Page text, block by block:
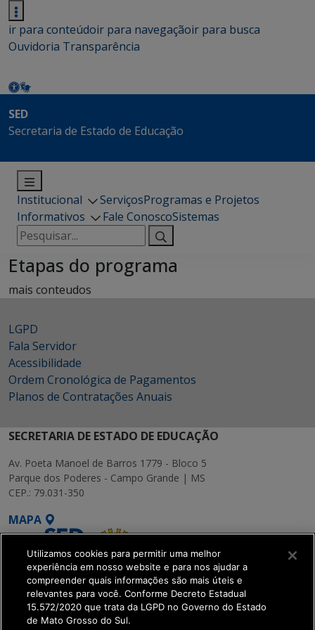
ir para conteúdoir para navegaçãoir para busca
Ouvidoria Transparência
SED
Secretaria de Estado de Educação
Institucional ServiçosProgramas e Projetos
Informativos
Fale ConoscoSistemas
Pesquisar
por:
Etapas do programa
mais conteudos
LGPD
Fala Servidor
Acessibilidade
Ordem Cronológica de Pagamentos
Planos de Contratações Anuais
SECRETARIA DE ESTADO DE EDUCAÇÃO
Av. Poeta Manoel de Barros 1779 - Bloco 5
Parque dos Poderes - Campo Grande | MS
CEP.: 79.031-350
MAPA
SETDIG | Secretaria-
Utilizamos cookies para permitir uma melhor
experiência em nosso website e para nos ajudar a
compreender quais informações são mais úteis e
relevantes para você. Conforme Decreto Estadual
15.572/2020 que trata da LGPD no Governo do Estado
de Mato Grosso do Sul.